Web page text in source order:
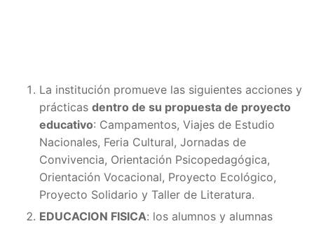
La institución promueve las siguientes acciones y
prácticas dentro de su propuesta de proyecto
educativo: Campamentos, Viajes de Estudio
Nacionales, Feria Cultural, Jornadas de
Convivencia, Orientación Psicopedagógica,
Orientación Vocacional, Proyecto Ecológico,
Proyecto Solidario y Taller de Literatura.
EDUCACION FISICA: los alumnos y alumnas